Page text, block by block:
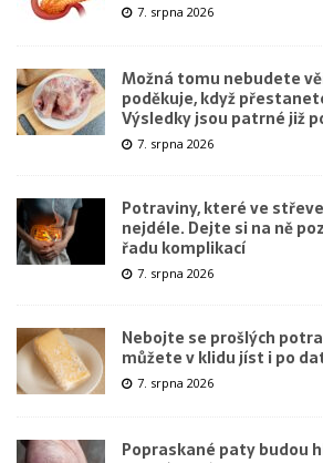
7. srpna 2026
Možná tomu nebudete
poděkuje, když
Výsledky jsou patrné již
7. srpna 2026
Potraviny, které ve
nejdéle. Dejte si na ně
řadu komplikací
7. srpna 2026
Nebojte se prošlých
můžete v klidu jíst i po
7. srpna 2026
Popraskané paty budou